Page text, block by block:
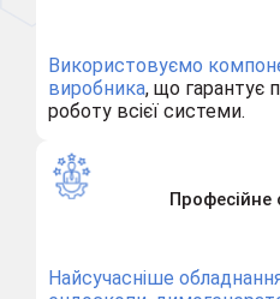
Використовуємо
виробника, що гарантує
роботу всієї системи.
Найсучасніше